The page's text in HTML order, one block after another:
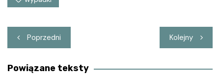
Nawigacja
wpisu
Poprzedni Kolejny
Powiązane teksty